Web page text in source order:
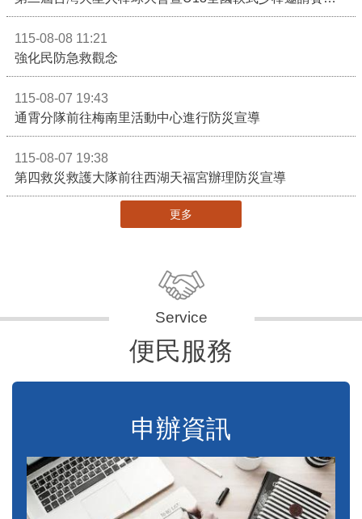
115-08-08 11:21
強化民防急救觀念
115-08-07 19:43
通霄分隊前往梅南里活動中心進行防災宣導
115-08-07 19:38
第四救災救護大隊前往西湖天福宮辦理防災宣導
更多
便民服務
申辦資訊